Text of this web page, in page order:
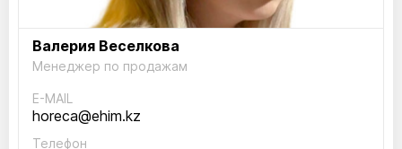
Валерия Веселкова
Менеджер по продажам
E-MAIL
horeca@ehim.kz
Телефон